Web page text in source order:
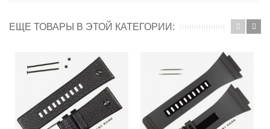
ЕЩЕ ТОВАРЫ В ЭТОЙ КАТЕГОРИИ: